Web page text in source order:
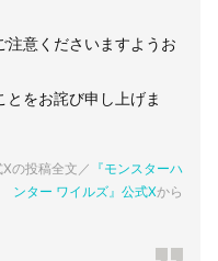
注意くださいますようお
をお詫び申し上げま
の投稿全文／ 『モンスターハ
ンター ワイルズ』公式Xから